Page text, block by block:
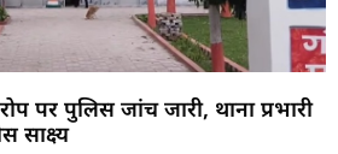
पर पुलिस जांच जारी, थाना प्रभारी
साक्ष्य